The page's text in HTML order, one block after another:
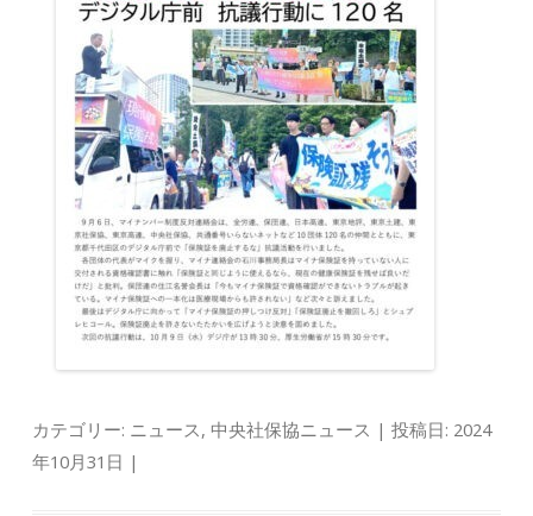
カテゴリー: ニュース ,中央社保協ニュース | 投稿日: 2024
年10月31日 |